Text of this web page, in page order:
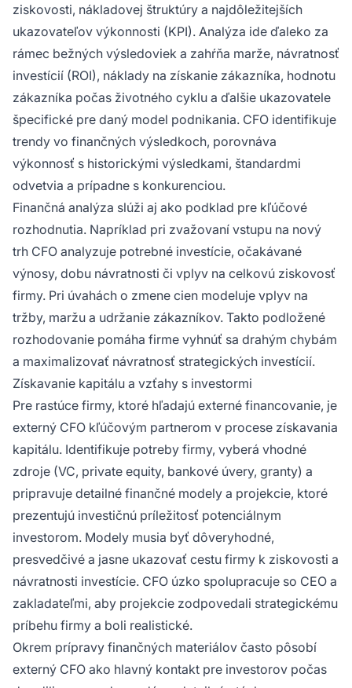
ziskovosti, nákladovej štruktúry a najdôležitejších
ukazovateľov výkonnosti (KPI). Analýza ide ďaleko za
rámec bežných výsledoviek a zahŕňa marže, návratnosť
investícií (ROI), náklady na získanie zákazníka, hodnotu
zákazníka počas životného cyklu a ďalšie ukazovatele
špecifické pre daný model podnikania. CFO identifikuje
trendy vo finančných výsledkoch, porovnáva
výkonnosť s historickými výsledkami, štandardmi
odvetvia a prípadne s konkurenciou.
Finančná analýza slúži aj ako podklad pre kľúčové
rozhodnutia. Napríklad pri zvažovaní vstupu na nový
trh CFO analyzuje potrebné investície, očakávané
výnosy, dobu návratnosti či vplyv na celkovú ziskovosť
firmy. Pri úvahách o zmene cien modeluje vplyv na
tržby, maržu a udržanie zákazníkov. Takto podložené
rozhodovanie pomáha firme vyhnúť sa drahým chybám
a maximalizovať návratnosť strategických investícií.
Získavanie kapitálu a vzťahy s investormi
Pre rastúce firmy, ktoré hľadajú externé financovanie, je
externý CFO kľúčovým partnerom v procese získavania
kapitálu. Identifikuje potreby firmy, vyberá vhodné
zdroje (VC, private equity, bankové úvery, granty) a
pripravuje detailné finančné modely a projekcie, ktoré
prezentujú investičnú príležitosť potenciálnym
investorom. Modely musia byť dôveryhodné,
presvedčivé a jasne ukazovať cestu firmy k ziskovosti a
návratnosti investície. CFO úzko spolupracuje so CEO a
zakladateľmi, aby projekcie zodpovedali strategickému
príbehu firmy a boli realistické.
Okrem prípravy finančných materiálov často pôsobí
externý CFO ako hlavný kontakt pre investorov počas